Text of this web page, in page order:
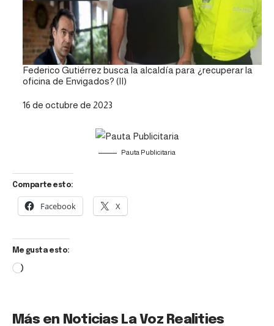
Federico Gutiérrez busca la alcaldía para ¿recuperar la
oficina de Envigados? (II)
Fecha
16 de octubre de 2023
Pauta Publicitaria
Comparte esto:
Facebook X
Me gusta esto:
Más en Noticias La Voz Realities